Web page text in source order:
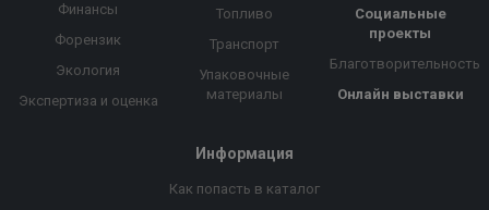
Финансы
Форензик
Экология
Экспертиза и оценка
Топливо
Транспорт
Упаковочные
материалы
Социальные
проекты
Благотворительность
Онлайн выставки
Информация
Как попасть в каталог